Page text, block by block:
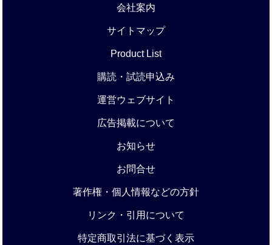
会社案内
サイトマップ
Product List
購読・試読申込み
運営ウェブサイト
広告掲載について
お知らせ
お問合せ
著作権・個人情報などの方針
リンク・引用について
特定商取引法に基づく表示